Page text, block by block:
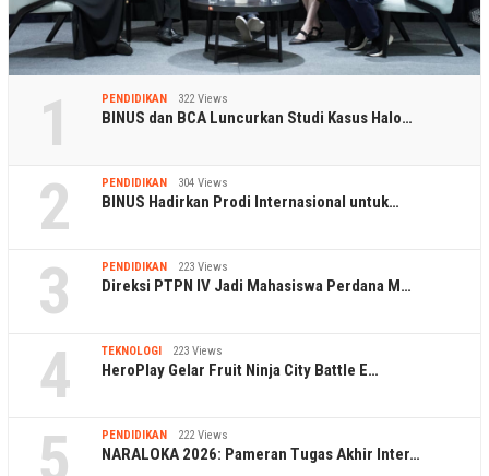
1 PENDIDIKAN 322 Views
BINUS dan BCA Luncurkan Studi Kasus Halo…
2 PENDIDIKAN 304 Views
BINUS Hadirkan Prodi Internasional untuk…
3 PENDIDIKAN 223 Views
Direksi PTPN IV Jadi Mahasiswa Perdana M…
4 TEKNOLOGI 223 Views
HeroPlay Gelar Fruit Ninja City Battle E…
5 PENDIDIKAN 222 Views
NARALOKA 2026: Pameran Tugas Akhir Inter…